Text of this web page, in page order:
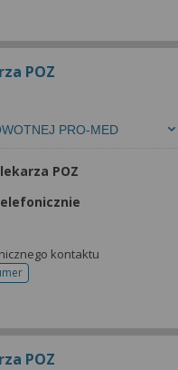
POZ
PRO-MED
POZ
kontaktu
do rejestracji
POZ